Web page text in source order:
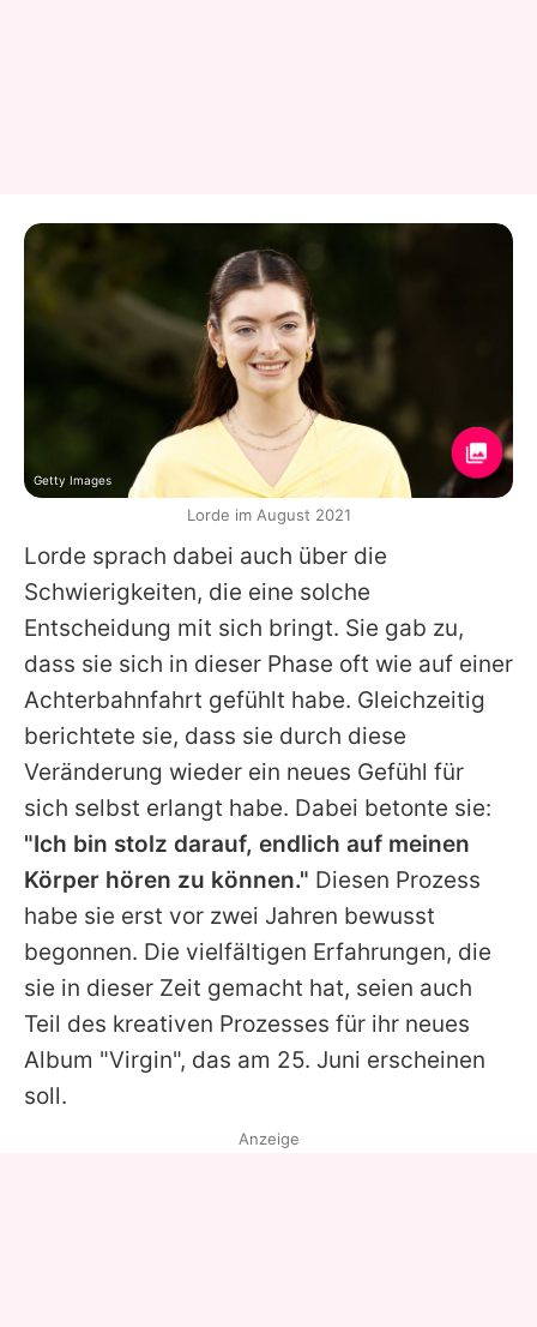
Lorde sprach dabei auch über die
Schwierigkeiten, die eine solche
Entscheidung mit sich bringt. Sie gab zu,
dass sie sich in dieser Phase oft wie auf einer
Achterbahnfahrt gefühlt habe. Gleichzeitig
berichtete sie, dass sie durch diese
Veränderung wieder ein neues Gefühl für
sich selbst erlangt habe. Dabei betonte sie:
"Ich bin stolz darauf, endlich auf meinen
Körper hören zu können." Diesen Prozess
habe sie erst vor zwei Jahren bewusst
begonnen. Die vielfältigen Erfahrungen, die
sie in dieser Zeit gemacht hat, seien auch
Teil des kreativen Prozesses für ihr neues
Album "Virgin", das am 25. Juni erscheinen
soll.
Getty Images
Lorde im August 2021
Anzeige